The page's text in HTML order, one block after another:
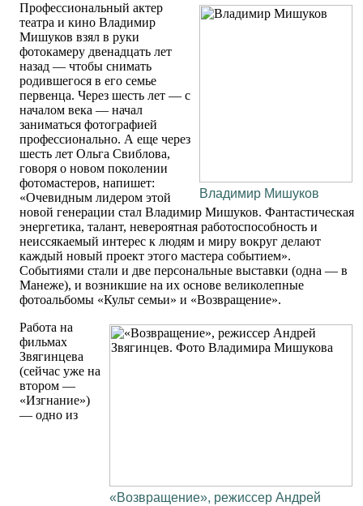
Владимир Мишуков
Профессиональный актер
театра и кино Владимир
Мишуков взял в руки
фотокамеру двенадцать лет
назад — чтобы снимать
родившегося в его семье
первенца. Через шесть лет — с
началом века — начал
заниматься фотографией
профессионально. А еще через
шесть лет Ольга Свиблова,
говоря о новом поколении
фотомастеров, напишет:
«Очевидным лидером этой
новой генерации стал Владимир Мишуков. Фантастическая
энергетика, талант, невероятная работоспособность и
неиссякаемый интерес к людям и миру вокруг делают
каждый новый проект этого мастера событием».
Событиями стали и две персональные выставки (одна — в
Манеже), и возникшие на их основе великолепные
фотоальбомы «Культ семьи» и «Возвращение».
«Возвращение», режиссер Андрей
Работа на
фильмах
Звягинцева
(сейчас уже на
втором —
«Изгнание»)
— одно из